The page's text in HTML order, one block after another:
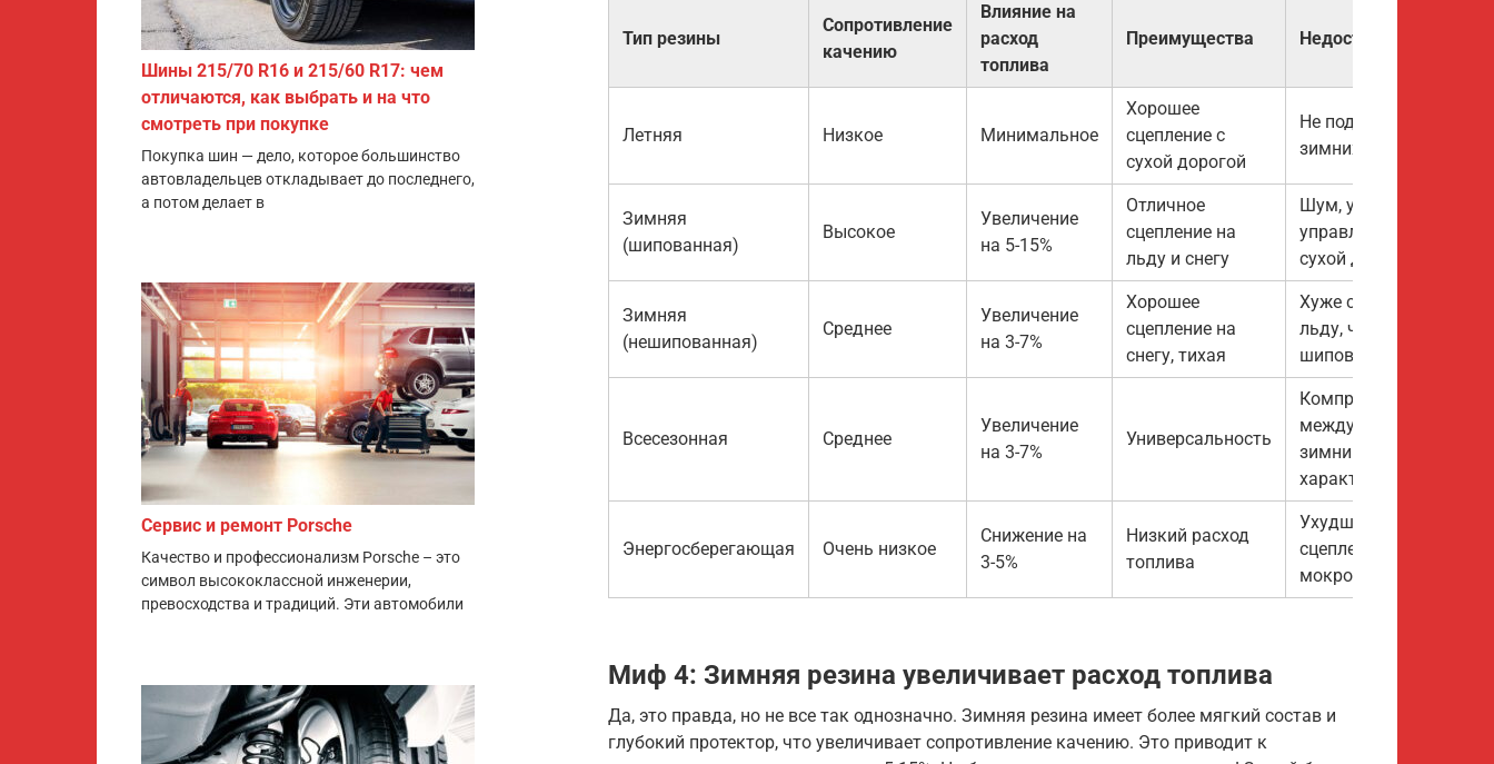
Тип резины
Сопротивление
качению
Влияние на
расход
топлива
Преимущества Недостатки
Летняя Низкое Минимальное
Хорошее
сцепление с
сухой дорогой
Не подходит для
зимних условий
Зимняя
(шипованная)
Высокое
Увеличение
на 5-15%
Отличное
сцепление на
льду и снегу
Шум, ухудшение
управляемости на
сухой дороге
Зимняя
(нешипованная)
Среднее
Увеличение
на 3-7%
Хорошее
сцепление на
снегу, тихая
Хуже сцепление на
льду, чем у
шипованной
Всесезонная Среднее
Увеличение
на 3-7%
Универсальность
Компромисс
между летними и
зимними
характеристиками
Энергосберегающая Очень низкое
Снижение на
3-5%
Низкий расход
топлива
Ухудшение
сцепления на
мокрой дороге
Миф 4: Зимняя резина увеличивает расход топлива
Да, это правда, но не все так однозначно. Зимняя резина имеет более мягкий состав и
глубокий протектор, что увеличивает сопротивление качению. Это приводит к
Шины 215/70 R16 и 215/60 R17: чем
отличаются, как выбрать и на что
смотреть при покупке
Покупка шин — дело, которое большинство
автовладельцев откладывает до последнего,
а потом делает в
Сервис и ремонт Porsche
Качество и профессионализм Porsche – это
символ высококлассной инженерии,
превосходства и традиций. Эти автомобили